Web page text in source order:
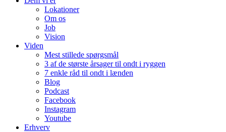
Lokationer
Om os
Job
Vision
Viden
Mest stillede spørgsmål
3 af de største årsager til ondt i ryggen
7 enkle råd til ondt i lænden
Blog
Podcast
Facebook
Instagram
Youtube
Erhverv